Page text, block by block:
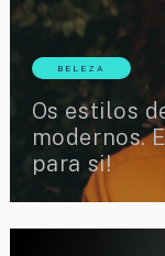
BELEZA
Os estilos
modernos.
para si!